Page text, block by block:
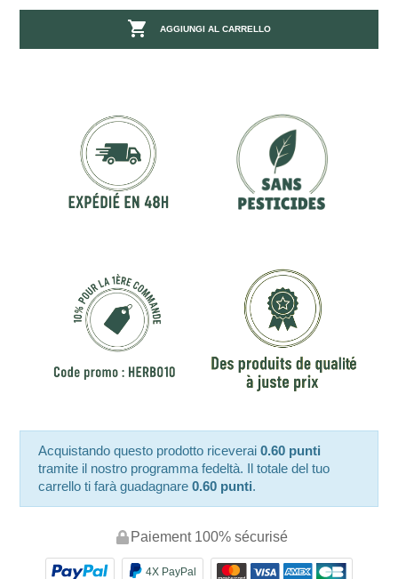
 AGGIUNGI AL CARRELLO
Acquistando questo prodotto riceverai0.60 punti
tramite il nostro programma fedeltà. Il totale del tuo
carrello ti farà guadagnare0.60 punti.
Paiement 100% sécurisé
4X PayPal